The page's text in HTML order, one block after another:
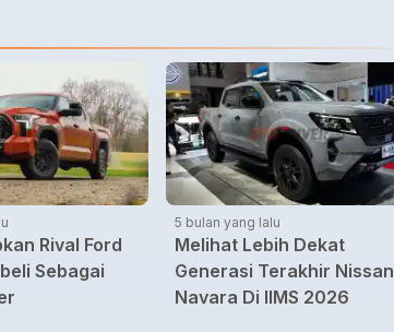
Rival Ford
Sebagai
5 bulan yang lalu
Melihat Lebih Dekat
Generasi Terakhir Nissan
Navara Di IIMS 2026